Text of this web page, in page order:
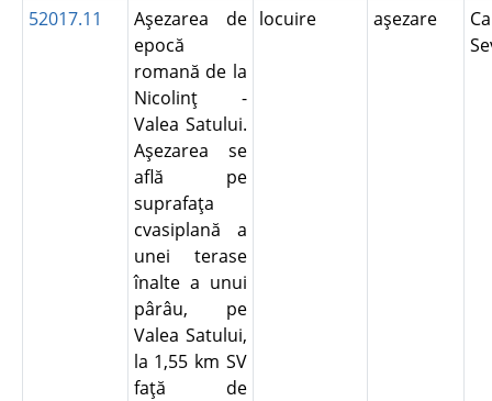
52017.11
Aşezarea de
epocă
romană de la
Nicolinţ -
Valea Satului.
Aşezarea se
află pe
suprafaţa
cvasiplană a
unei terase
înalte a unui
pârâu, pe
Valea Satului,
la 1,55 km SV
faţă de
locuire aşezare